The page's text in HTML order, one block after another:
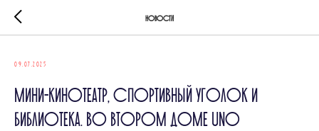
Новости
09.07.2025
Мини-кинотеатр, спортивный уголок и
библиотека. Во втором доме UNO